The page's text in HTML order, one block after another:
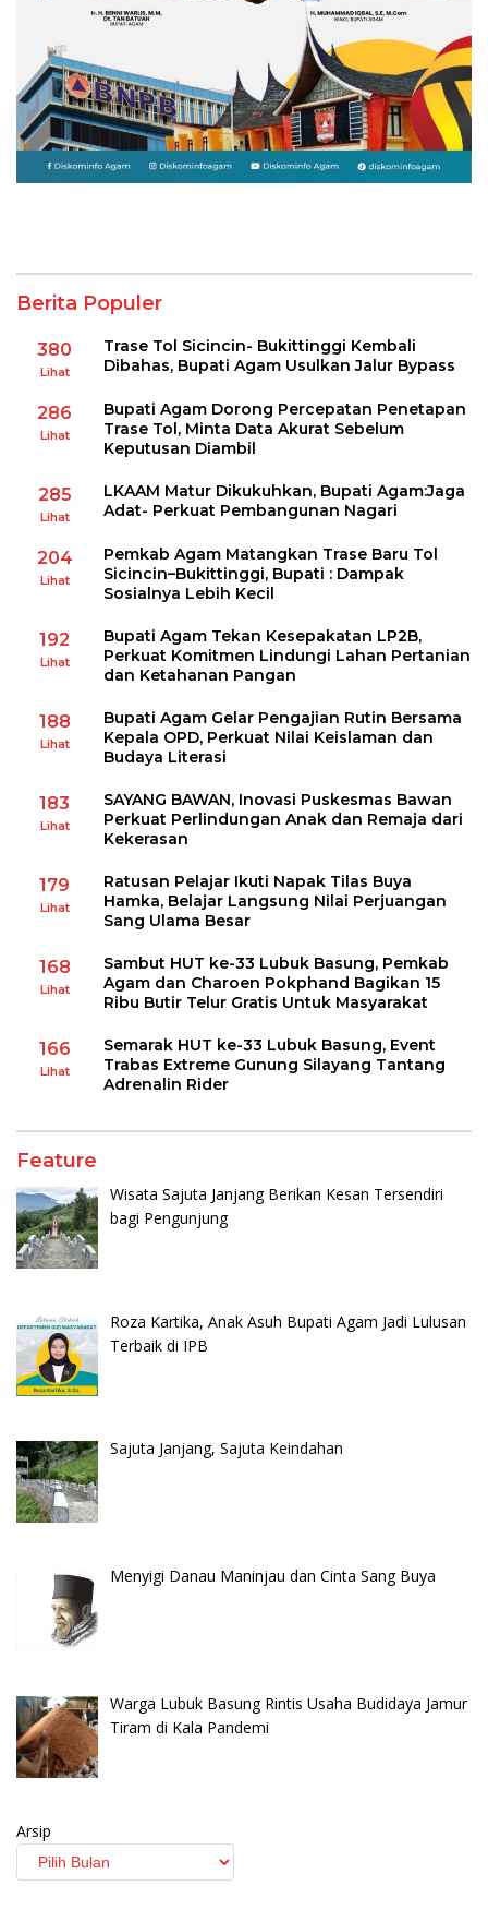
Berita Populer
380
Lihat
Trase Tol Sicincin- Bukittinggi Kembali
Dibahas, Bupati Agam Usulkan Jalur Bypass
286
Lihat
Bupati Agam Dorong Percepatan Penetapan
Trase Tol, Minta Data Akurat Sebelum
Keputusan Diambil
285
Lihat
LKAAM Matur Dikukuhkan, Bupati Agam:Jaga
Adat- Perkuat Pembangunan Nagari
204
Lihat
Pemkab Agam Matangkan Trase Baru Tol
Sicincin–Bukittinggi, Bupati : Dampak
Sosialnya Lebih Kecil
192
Lihat
Bupati Agam Tekan Kesepakatan LP2B,
Perkuat Komitmen Lindungi Lahan Pertanian
dan Ketahanan Pangan
188
Lihat
Bupati Agam Gelar Pengajian Rutin Bersama
Kepala OPD, Perkuat Nilai Keislaman dan
Budaya Literasi
183
Lihat
SAYANG BAWAN, Inovasi Puskesmas Bawan
Perkuat Perlindungan Anak dan Remaja dari
Kekerasan
179
Lihat
Ratusan Pelajar Ikuti Napak Tilas Buya
Hamka, Belajar Langsung Nilai Perjuangan
Sang Ulama Besar
168
Lihat
Sambut HUT ke-33 Lubuk Basung, Pemkab
Agam dan Charoen Pokphand Bagikan 15
Ribu Butir Telur Gratis Untuk Masyarakat
166
Lihat
Semarak HUT ke-33 Lubuk Basung, Event
Trabas Extreme Gunung Silayang Tantang
Adrenalin Rider
Feature
Wisata Sajuta Janjang Berikan Kesan Tersendiri
bagi Pengunjung
Roza Kartika, Anak Asuh Bupati Agam Jadi Lulusan
Terbaik di IPB
Sajuta Janjang, Sajuta Keindahan
Menyigi Danau Maninjau dan Cinta Sang Buya
Warga Lubuk Basung Rintis Usaha Budidaya Jamur
Tiram di Kala Pandemi
Arsip